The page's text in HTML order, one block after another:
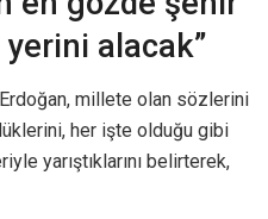
yerini alacak”
millete olan sözlerini
her işte olduğu gibi
yarıştıklarını belirterek,